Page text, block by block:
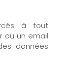
à tout
ou un email
données